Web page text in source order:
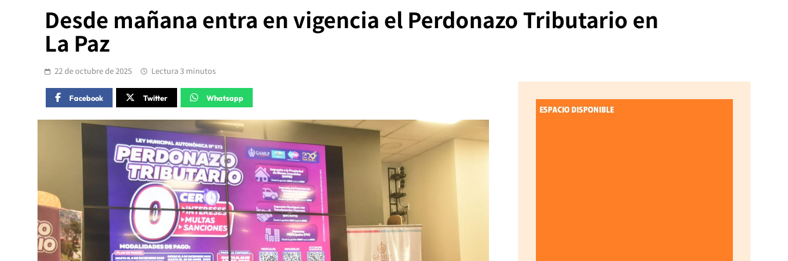
Desde mañana entra en vigencia el Perdonazo Tributario en
La Paz
22 de octubre de 2025 Lectura 3 minutos
Facebook Twitter Whatsapp